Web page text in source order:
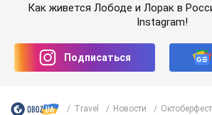
Как живется Лободе и Лорак в
Instagram!
Подписаться
Travel Новости